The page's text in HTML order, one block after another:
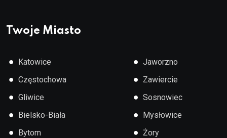
Twoje Miasto
● Katowice
● Częstochowa
● Gliwice
● Bielsko-Biała
● Bytom
● Jaworzno
● Zawiercie
● Sosnowiec
● Mysłowice
● Żory